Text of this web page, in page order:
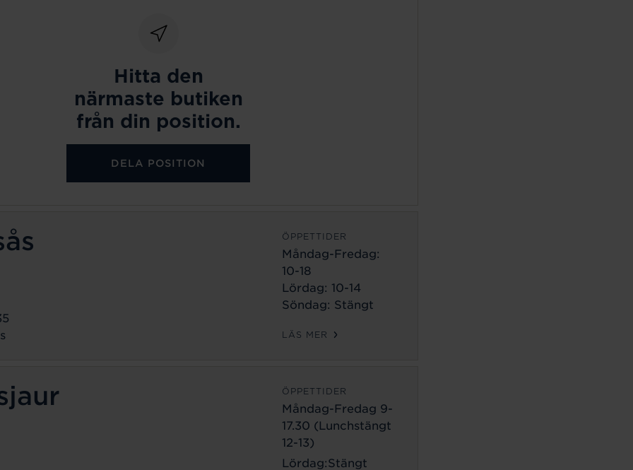
Hitta den
närmaste butiken
från din position.
DELA POSITION
ÖPPETTIDER
Måndag-Fredag:
10-18
Lördag: 10-14
Söndag: Stängt
LÄS MER
ÖPPETTIDER
Måndag-Fredag 9-
17.30 (Lunchstängt
12-13)
Lördag:Stängt